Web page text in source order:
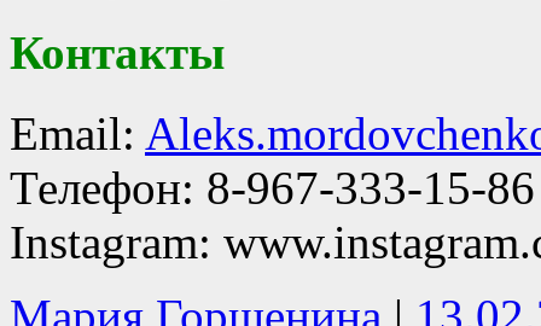
Контакты
Email:
Телефон: 8-967-333-15-86
Instagram:
Мария Горшенина |